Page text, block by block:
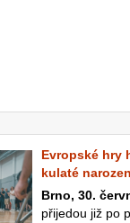
Evropské hry
kulaté
Brno, 30.
přijedou již po